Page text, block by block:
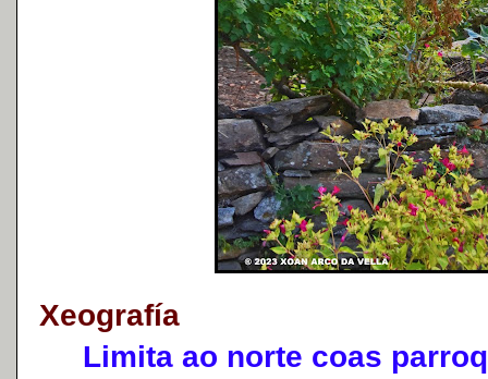
Xeografía
Limita ao norte coas